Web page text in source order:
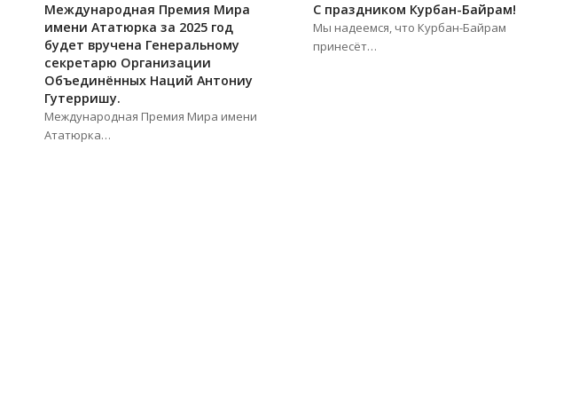
Международная Премия Мира
имени Ататюрка за 2025 год
будет вручена Генеральному
секретарю Организации
Объединённых Наций Антониу
Гутерришу.
Международная Премия Мира имени
Ататюрка…
С праздником Курбан-Байрам!
Мы надеемся, что Курбан-Байрам
принесёт…